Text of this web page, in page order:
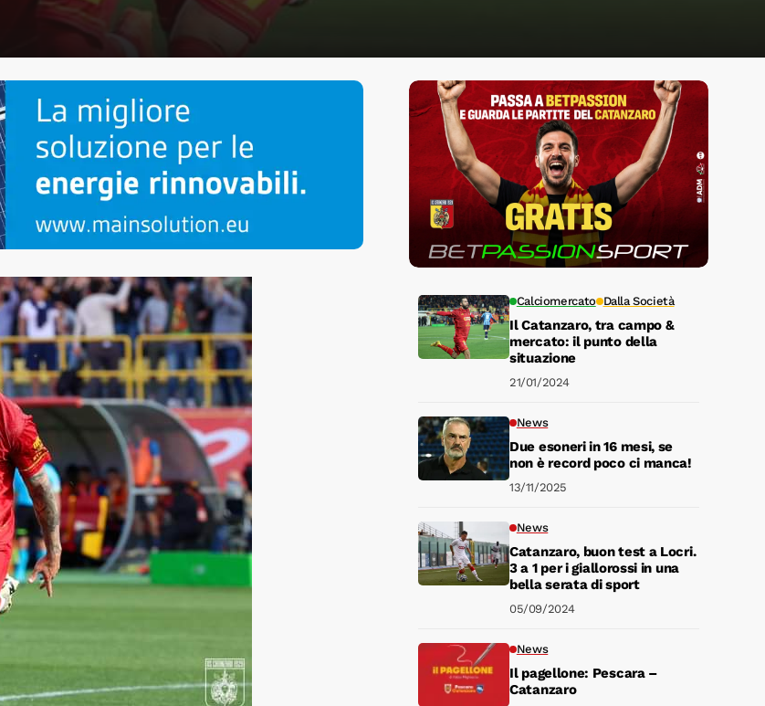
Calciomercato Dalla Società
Il Catanzaro, tra campo &
mercato: il punto della
situazione
21/01/2024
News
Due esoneri in 16 mesi, se
non è record poco ci manca!
13/11/2025
News
Catanzaro, buon test a Locri.
3 a 1 per i giallorossi in una
bella serata di sport
05/09/2024
News
Il pagellone: Pescara –
Catanzaro